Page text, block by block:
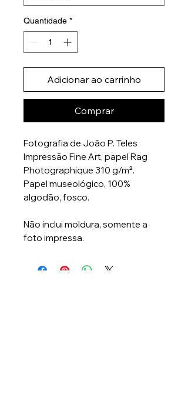
Quantidade *
Adicionar ao carrinho
Comprar
Fotografia de João P. Teles
Impressão Fine Art, papel Rag
Photographique 310 g/m².
Papel museológico, 100%
algodão, fosco.
Não inclui moldura, somente a
foto impressa.